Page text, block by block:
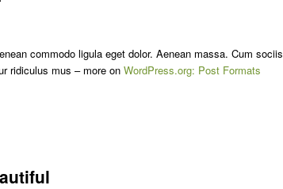
commodo ligula eget dolor. Aenean massa. Cum sociis
ridiculus mus – more on WordPress.org: Post Formats